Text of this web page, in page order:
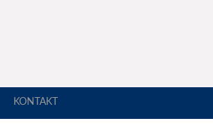
KONTAKT